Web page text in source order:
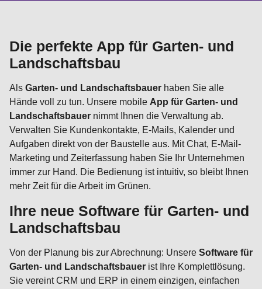
Die perfekte App für Garten- und
Landschaftsbau
Als Garten- und Landschaftsbauer haben Sie alle
Hände voll zu tun. Unsere mobile App für Garten- und
Landschaftsbauer nimmt Ihnen die Verwaltung ab.
Verwalten Sie Kundenkontakte, E-Mails, Kalender und
Aufgaben direkt von der Baustelle aus. Mit Chat, E-Mail-
Marketing und Zeiterfassung haben Sie Ihr Unternehmen
immer zur Hand. Die Bedienung ist intuitiv, so bleibt Ihnen
mehr Zeit für die Arbeit im Grünen.
Ihre neue Software für Garten- und
Landschaftsbau
Von der Planung bis zur Abrechnung: Unsere Software für
Garten- und Landschaftsbauer ist Ihre Komplettlösung.
Sie vereint CRM und ERP in einem einzigen, einfachen